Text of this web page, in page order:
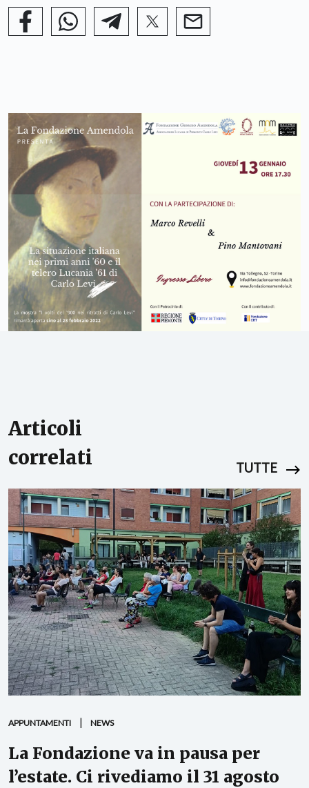
Articoli
correlati
TUTTE
APPUNTAMENTI NEWS
La Fondazione va in pausa per
l’estate. Ci rivediamo il 31 agosto